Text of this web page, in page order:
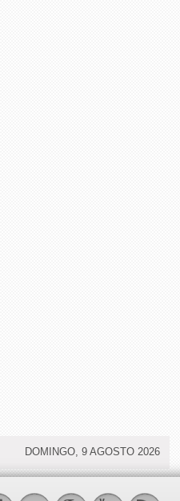
DOMINGO, 9 AGOSTO 2026